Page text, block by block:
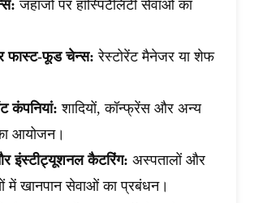
जहाजों पर हॉस्पिटैलिटी सेवाओं का
फास्ट-फूड चेन्स: रेस्टोरेंट मैनेजर या शेफ
कंपनियां: शादियों, कॉन्फ्रेंस और अन्य
आयोजन।
इंस्टीट्यूशनल कैटरिंग: अस्पतालों और
में खानपान सेवाओं का प्रबंधन।